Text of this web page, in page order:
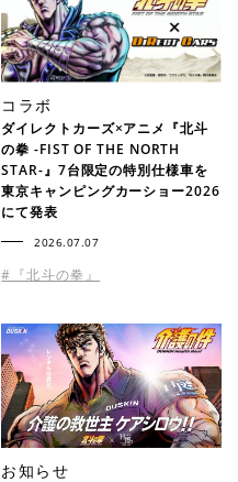
コラボ
ダイレクトカーズ×アニメ『北斗
の拳 -FIST OF THE NORTH
STAR-』7台限定の特別仕様車を
東京キャンピングカーショー2026
にて発表
2026.07.07
#『北斗の拳』
お知らせ